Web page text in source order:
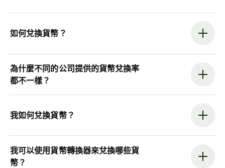
如何兌換貨幣？
為什麼不同的公司提供的貨幣兌換率
都不一樣？
我如何兌換貨幣？
我可以使用貨幣轉換器來兌換哪些貨
幣？